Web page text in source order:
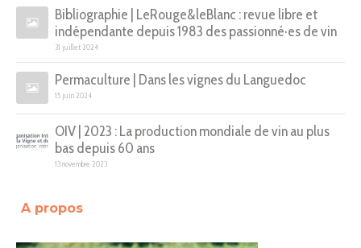
Bibliographie | LeRouge&leBlanc : revue libre et
indépendante depuis 1983 des passionné·es de vin
31 juillet 2024
Permaculture | Dans les vignes du Languedoc
15 juin 2024
OIV | 2023 : La production mondiale de vin au plus
bas depuis 60 ans
13 novembre 2023
A propos